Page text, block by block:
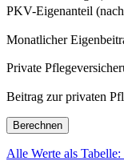
PKV-Eigenanteil
Monatlicher
Private
Beitrag zur privaten
Berechnen
Alle Werte als